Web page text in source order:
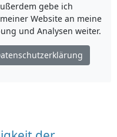
gebe ich
Website an meine
und Analysen weiter.